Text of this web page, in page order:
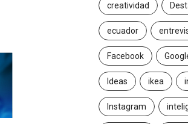
creatividad
ecuador
Facebook
Ideas ikea
Instagram